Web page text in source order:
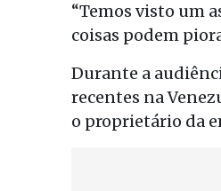
“Temos visto um
coisas podem
Durante a
recentes na
o proprietário da